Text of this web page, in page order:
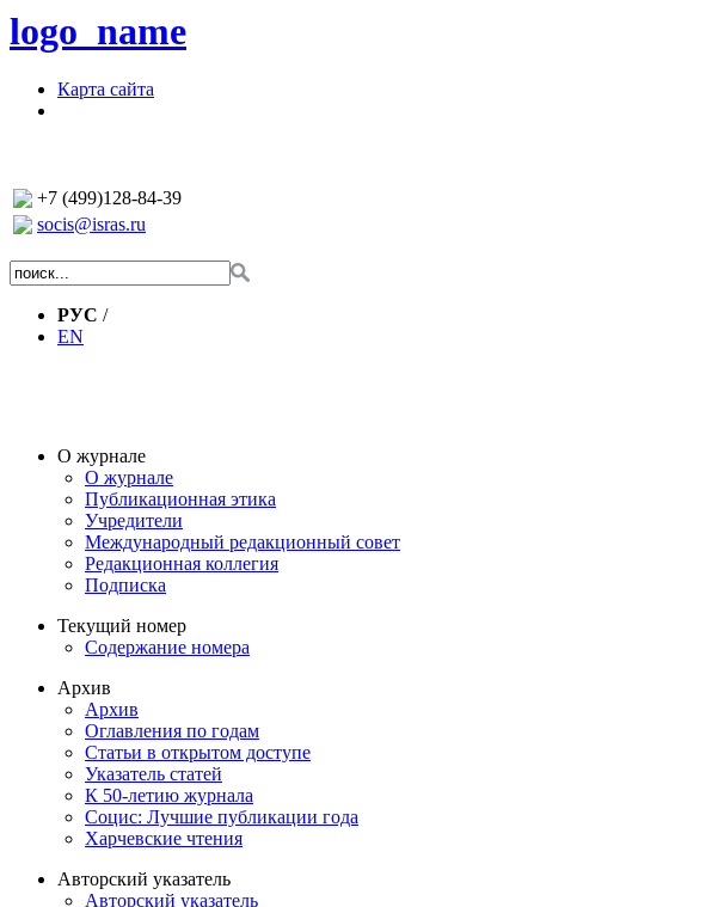
logo_name
Карта сайта
+7 (499)128-84-39
socis@isras.ru
РУС /
EN
О журнале
О журнале
Публикационная этика
Учредители
Международный редакционный совет
Редакционная коллегия
Подписка
Текущий номер
Содержание номера
Архив
Архив
Оглавления по годам
Статьи в открытом доступе
Указатель статей
К 50-летию журнала
Социс: Лучшие публикации года
Харчевские чтения
Авторский указатель
Авторский указатель